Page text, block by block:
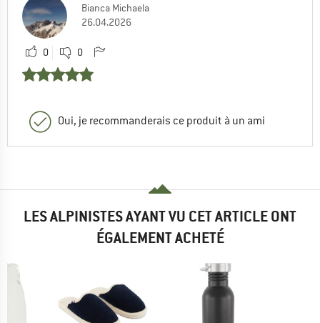
Bianca Michaela
26.04.2026
0 0
Oui, je recommanderais ce produit à un ami
LES ALPINISTES AYANT VU CET ARTICLE ONT
ÉGALEMENT ACHETÉ